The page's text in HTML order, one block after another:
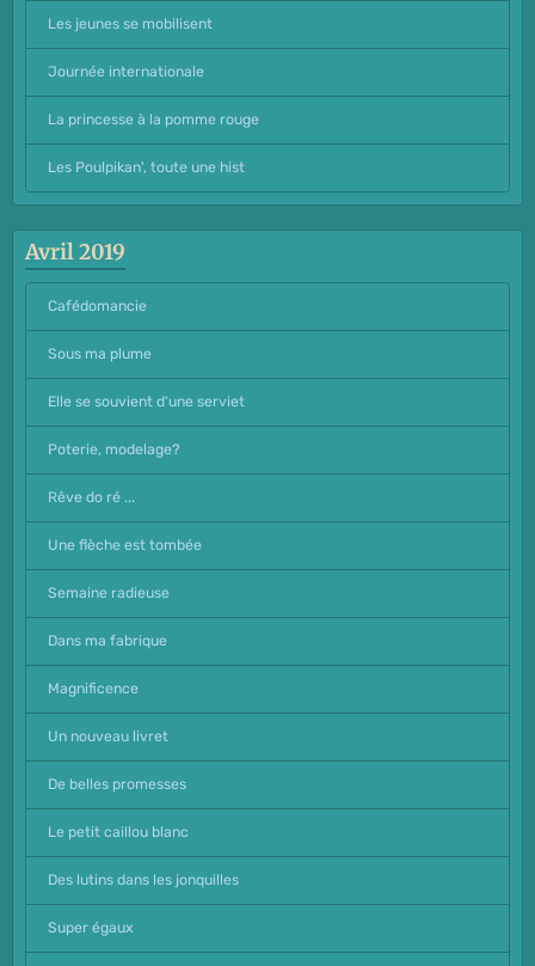
Les jeunes se mobilisent
Journée internationale
La princesse à la pomme rouge
Les Poulpikan', toute une hist
Avril 2019
Cafédomancie
Sous ma plume
Elle se souvient d'une serviet
Poterie, modelage?
Rêve do ré ...
Une flèche est tombée
Semaine radieuse
Dans ma fabrique
Magnificence
Un nouveau livret
De belles promesses
Le petit caillou blanc
Des lutins dans les jonquilles
Super égaux